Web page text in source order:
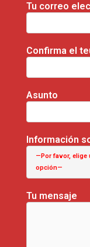
Tu correo
Confirma el
Asunto
Información
—Por favor, elige
opción—
Tu mensaje